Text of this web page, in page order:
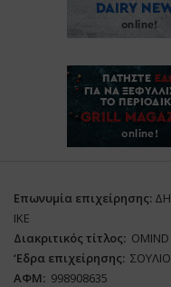
Επωνυμία επιχείρησης:
ΙΚΕ
Διακριτικός τίτλος: ΟΜΙΝD
‘Eδρα επιχείρησης:
ΑΦΜ: 998908635